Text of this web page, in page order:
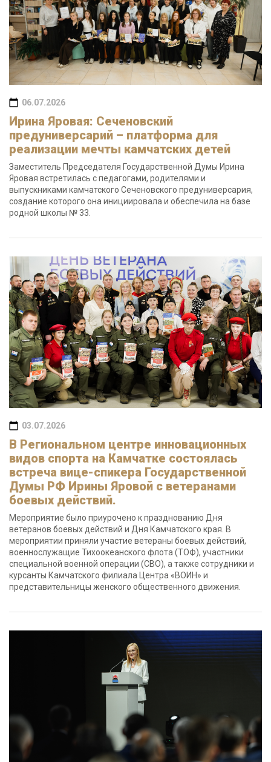
06.07.2026
Ирина Яровая: Сеченовский
предуниверсарий – платформа для
реализации мечты камчатских детей
Заместитель Председателя Государственной Думы Ирина
Яровая встретилась с педагогами, родителями и
выпускниками камчатского Сеченовского предуниверсария,
создание которого она инициировала и обеспечила на базе
родной школы № 33.
03.07.2026
В Региональном центре инновационных
видов спорта на Камчатке состоялась
встреча вице-спикера Государственной
Думы РФ Ирины Яровой с ветеранами
боевых действий.
Мероприятие было приурочено к празднованию Дня
ветеранов боевых действий и Дня Камчатского края. В
мероприятии приняли участие ветераны боевых действий,
военнослужащие Тихоокеанского флота (ТОФ), участники
специальной военной операции (СВО), а также сотрудники и
курсанты Камчатского филиала Центра «ВОИН» и
представительницы женского общественного движения.